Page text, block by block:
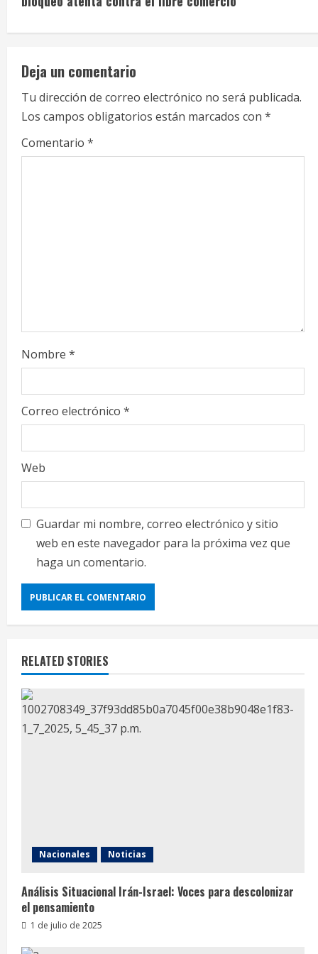
n
u
e
R
e
Deja un comentario
Tu dirección de correo electrónico no será publicada.
Los campos obligatorios están marcados con *
Comentario *
Nombre *
Correo electrónico *
Web
Guardar mi nombre, correo electrónico y sitio
web en este navegador para la próxima vez que
haga un comentario.
RELATED STORIES
Nacionales Noticias
Análisis Situacional Irán-Israel: Voces para descolonizar
el pensamiento
1 de julio de 2025